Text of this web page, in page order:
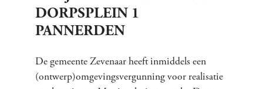
DORPSPLEIN 1
PANNERDEN
De gemeente Zevenaar heeft inmiddels een
(ontwerp)omgevingsvergunning voor realisatie